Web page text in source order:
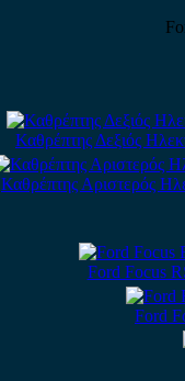
Καθρέπτης Δεξιός
Καθρέπτης Αριστερός
Ford Focus
Ford